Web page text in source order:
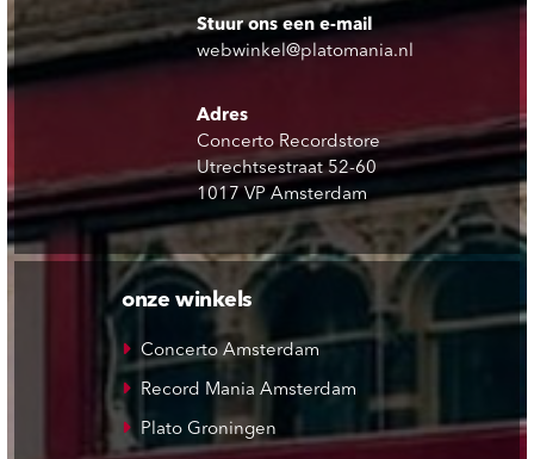
Stuur ons een e-mail
webwinkel@platomania.nl
Adres
Concerto Recordstore
Utrechtsestraat 52-60
1017 VP Amsterdam
onze winkels
Concerto Amsterdam
Record Mania Amsterdam
Plato Groningen